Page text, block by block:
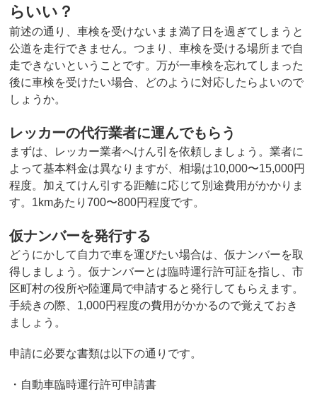
らいい？
前述の通り、車検を受けないまま満了日を過ぎてしまうと
公道を走行できません。つまり、車検を受ける場所まで自
走できないということです。万が一車検を忘れてしまった
後に車検を受けたい場合、どのように対応したらよいので
しょうか。
レッカーの代行業者に運んでもらう
まずは、レッカー業者へけん引を依頼しましょう。業者に
よって基本料金は異なりますが、相場は10,000〜15,000円
程度。加えてけん引する距離に応じて別途費用がかかりま
す。1kmあたり700〜800円程度です。
仮ナンバーを発行する
どうにかして自力で車を運びたい場合は、仮ナンバーを取
得しましょう。仮ナンバーとは臨時運行許可証を指し、市
区町村の役所や陸運局で申請すると発行してもらえます。
手続きの際、1,000円程度の費用がかかるので覚えておき
ましょう。
申請に必要な書類は以下の通りです。
・自動車臨時運行許可申請書